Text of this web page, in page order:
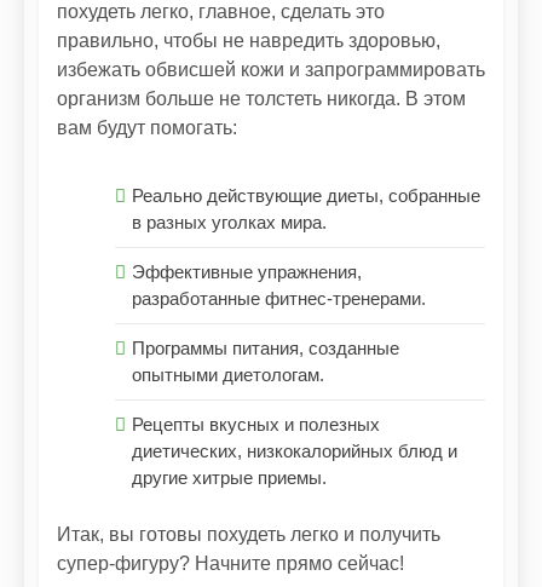
похудеть легко, главное, сделать это
правильно, чтобы не навредить здоровью,
избежать обвисшей кожи и запрограммировать
организм больше не толстеть никогда. В этом
вам будут помогать:
Реально действующие диеты, собранные
в разных уголках мира.
Эффективные упражнения,
разработанные фитнес-тренерами.
Программы питания, созданные
опытными диетологам.
Рецепты вкусных и полезных
диетических, низкокалорийных блюд и
другие хитрые приемы.
Итак, вы готовы похудеть легко и получить
супер-фигуру? Начните прямо сейчас!